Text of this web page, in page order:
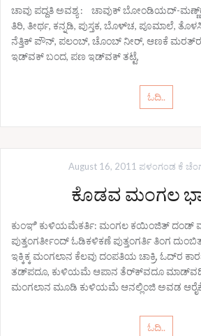
ಚಾವು ಪದ್ದತಿ ಅವಶ್ಯ : ಚಾವುಕ್ ಬೋಂಡಿಯದ್-
ತಿರಿ, ತೀರ್ಥ, ಕನ್ನಡಿ, ಪುಸ್ತಕ, ಬೊಳ್‌ಚ, ಪೂಮಾಲೆ,
ನೆತ್ತಿಕ್ ಪೌನ್, ಪಲಂಬ್, ಚೊಂಬ್ ನೀರ್, ಆಣಕೆ ಮರತ್‌ರ
ಇಡ್‌ವಕ್ ಬಂದ, ಪಣ ಇಡ್‌ವಕ್ ತಟ್ಟೆ,
ಓದಿ..
August 16, 2011 ಪಳಂಗಂಡ ಕೆ
ಕೊಡವ ಮಂಗಲ
ಕುಂಞಿ ಕುಳಿಯಮೆಕರ್ತಿ: ಮಂಗಲ ಕಯಿಂಜಿತ್ ದಂಡ್
ಪುತ್ತಂಗರ್ತೀಂದ್ ಓಡಿಕಳಿಕಣೆ ಪುತ್ತಂಗರ್ತಿ ತಿಂಗ
ಇಕ್ಕಿಕ್ಕ ಮಂಗಲಾನ ಕೆಲವು ದಂಪತಿಯ ಚಾಕ್ರಿ, ಓದ್‌ರ
ತಡ್‌ಪದೂ, ಕುಳಿಯಮೆ ಆಪಾನ ತೆರ್‌ಕ್‌ವದೂ
ಮಂಗಲಾನ ಮೂಡಿ ಕುಳಿಯಮೆ ಆನಲ್ಲಿಂಜಿ ಅವಡ
ಓದಿ..